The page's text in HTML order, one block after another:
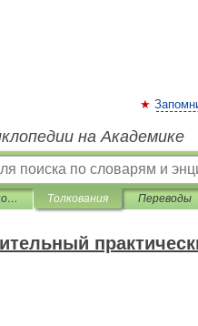
на Академике
Универсальный дополнительный практический толковый словарь И. Мостицкого Толкования Переводы